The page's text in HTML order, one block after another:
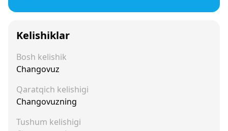
Kelishiklar
Bosh kelishik
Changovuz
Qaratqich kelishigi
Changovuzning
Tushum kelishigi